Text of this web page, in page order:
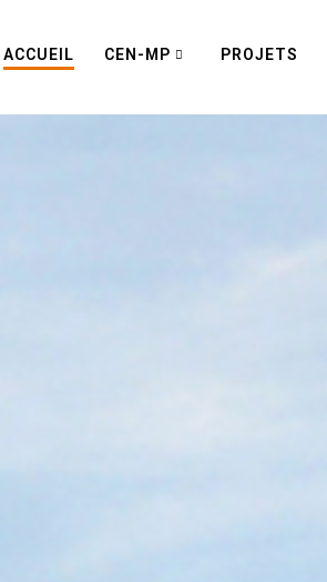
ACCUEIL CEN-MP PROJETS